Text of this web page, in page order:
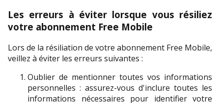
Les erreurs à éviter lorsque vous résiliez
votre abonnement Free Mobile
Lors de la résiliation de votre abonnement Free Mobile,
veillez à éviter les erreurs suivantes :
Oublier de mentionner toutes vos informations
personnelles : assurez-vous d'inclure toutes les
informations nécessaires pour identifier votre